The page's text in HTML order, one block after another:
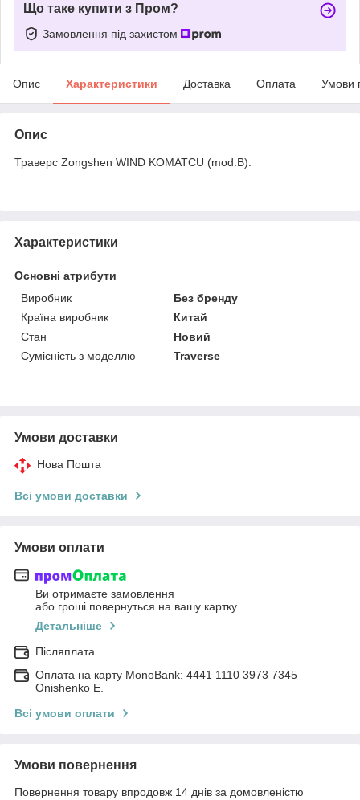
Що таке купити з Пром?
Замовлення під захистом
Опис Характеристики Доставка Оплата Умови
Опис
Траверс Zongshen WIND KOMATCU (mod:B).
Характеристики
Основні атрибути
Виробник
Без бренду
Країна виробник
Китай
Стан
Новий
Сумісність з моделлю
Traverse
Умови доставки
Нова Пошта
Всі умови доставки
Умови оплати
Ви отримаєте замовлення
або гроші повернуться на вашу картку
Детальніше
Післяплата
Оплата на карту MonoBank: 4441 1110 3973 7345
Onishenko E.
Всі умови оплати
Умови повернення
Повернення товару впродовж 14 днів за домовленістю